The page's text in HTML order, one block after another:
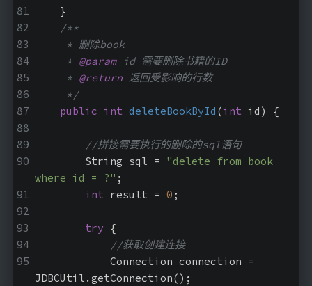
    }
/**
     * 删除book
     *
@param id 需要删除书籍的ID
     *
@return 返回受影响的行数
     */
public int deleteBookById (int id) {
//拼接需要执行的删除的sql语句
        String sql =
"delete from book
where id = ?" ;
int result = 0 ;
try {
//获取创建连接
JDBCUtil.getConnection();